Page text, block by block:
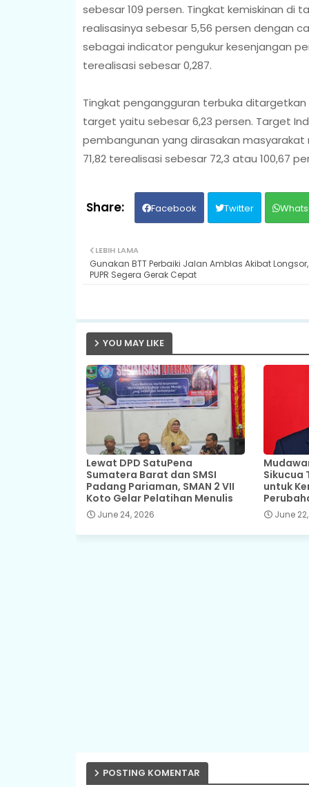
sebesar 109 persen. Tingkat kemiskinan di
realisasinya sebesar 5,56 persen dengan
sebagai indicator pengukur kesenjangan
terealisasi sebesar 0,287.
Tingkat pengangguran terbuka
target yaitu sebesar 6,23 persen. Target
pembangunan yang dirasakan
71,82 terealisasi sebesar 72,3 atau 100,67
Facebook Twitter
LEBIH LAMA
Gunakan BTT Perbaiki Jalan Amblas Akibat
PUPR Segera Gerak Cepat
YOU MAY LIKE
Lewat DPD SatuPena
Sumatera Barat dan SMSI
Padang Pariaman, SMAN 2 VII
Koto Gelar Pelatihan Menulis
June 24, 2026
Sikucua
untuk
June
POSTING KOMENTAR